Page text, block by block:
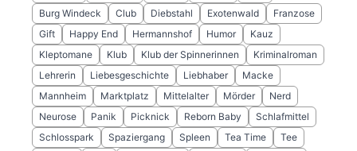
Burg Windeck
Club Diebstahl Exotenwald
Franzose
Gift
Happy End Hermannshof Humor
Kauz
Kleptomane
Klub Klub der Spinnerinnen
Kriminalroman
Lehrerin
Liebesgeschichte Liebhaber
Macke
Mannheim
Marktplatz Mittelalter Mörder
Nerd
Neurose
Panik Picknick Reborn Baby
Schlafmittel
Schlosspark
Spaziergang Spleen Tea Time
Tee